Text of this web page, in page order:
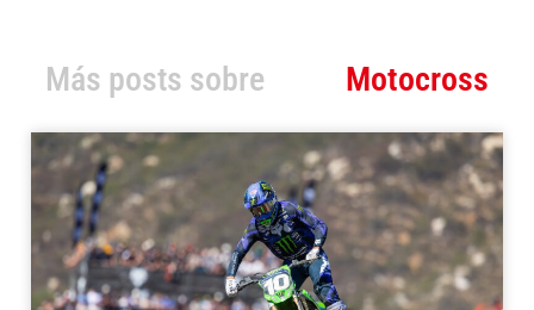
Más posts sobre Motocross